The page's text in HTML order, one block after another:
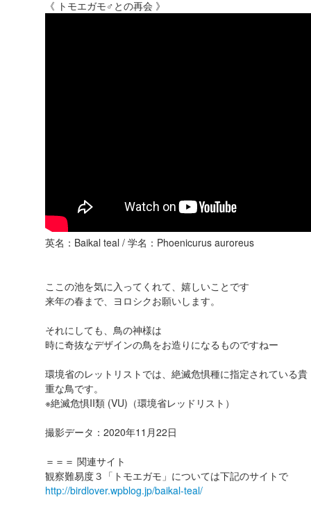
《 トモエガモ♂との再会 》
英名：Baikal teal / 学名：Phoenicurus auroreus
ここの池を気に入ってくれて、嬉しいことです
来年の春まで、ヨロシクお願いします。
それにしても、鳥の神様は
時に奇抜なデザインの鳥をお造りになるものですねー
環境省のレットリストでは、絶滅危惧種に指定されている貴
重な鳥です。
※絶滅危惧II類 (VU)（環境省レッドリスト）
撮影データ：2020年11月22日
＝＝＝ 関連サイト
観察難易度３「トモエガモ」については下記のサイトで
http://birdlover.wpblog.jp/baikal-teal/